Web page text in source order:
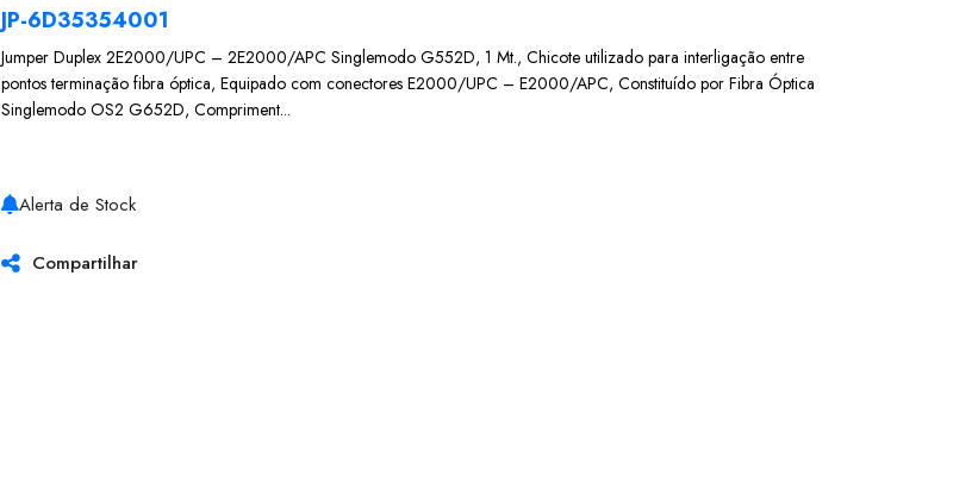
JP-6D35354001
Jumper Duplex 2E2000/UPC – 2E2000/APC Singlemodo G552D, 1 Mt., Chicote utilizado para interligação entre
pontos terminação fibra óptica, Equipado com conectores E2000/UPC – E2000/APC, Constituído por Fibra Óptica
Singlemodo OS2 G652D, Compriment...
Alerta de Stock
Compartilhar